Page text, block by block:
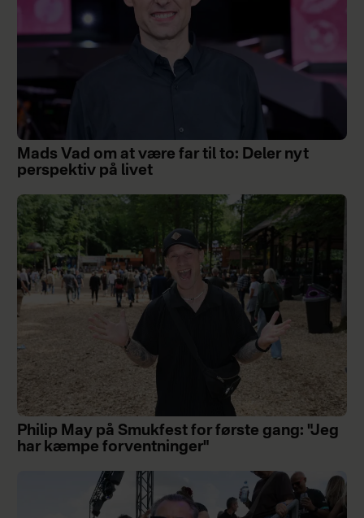
Mads Vad om at være far til to: Deler nyt
perspektiv på livet
Philip May på Smukfest for første gang: "Jeg
har kæmpe forventninger"